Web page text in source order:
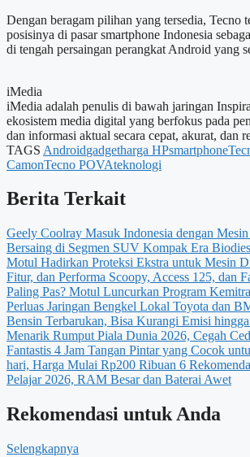
Dengan beragam pilihan yang tersedia, Tecno
posisinya di pasar smartphone Indonesia
di tengah persaingan perangkat Android yang
iMedia
iMedia adalah penulis di bawah jaringan
ekosistem media digital yang berfokus pada
dan informasi aktual secara cepat, akurat, dan
TAGS Androidgadgetharga HPsmartphone
CamonTecno POVAteknologi
Berita Terkait
Geely Coolray Masuk Indonesia dengan
Bersaing di Segmen SUV Kompak Era
Motul Hadirkan Proteksi Ekstra untuk Mesin
Fitur, dan Performa Scoopy, Access 125, dan
Paling Pas? Motul Luncurkan Program
Perluas Jaringan Bengkel Lokal Toyota dan
Bensin Terbarukan, Bisa Kurangi Emisi hingga
Menarik Rumput Piala Dunia 2026, Cegah
Fantastis 4 Jam Tangan Pintar yang Cocok
hari, Harga Mulai Rp200 Ribuan 6
Pelajar 2026, RAM Besar dan Baterai Awet
Rekomendasi untuk Anda
Selengkapnya